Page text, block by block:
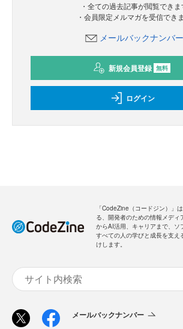
・全ての過去記事が閲覧でき
・会員限定メルマガを受信でき
メールバックナンバー
新規会員登録 無料
ログイン
「CodeZine（コードジン）」
る、開発者のための情報メディ
からAI活用、キャリアまで、ソ
すべての人の学びと成長を支え
けします。
メールバックナンバー